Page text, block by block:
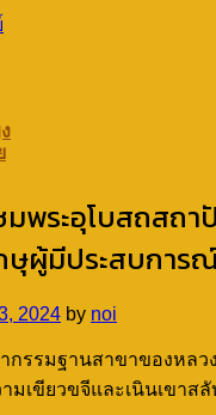
ระอุโบสถสถา
ษุผู้มีประสบการ
2024 by noi
กรรมฐานสาขาของหล
มเขียวขจีและเนินเขา